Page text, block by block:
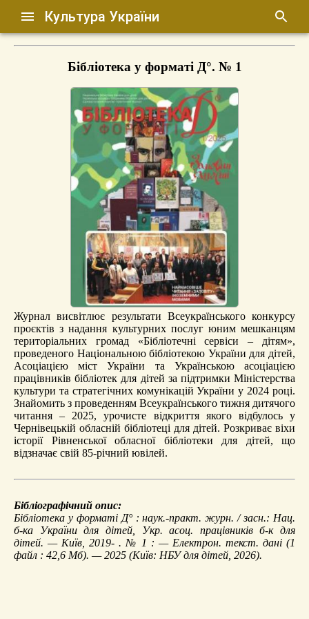
Культура України
Бібліотека у форматі Д°. № 1
Журнал висвітлює результати Всеукраїнського конкурсу
проєктів з надання культурних послуг юним мешканцям
територіальних громад «Бібліотечні сервіси – дітям»,
проведеного Національною бібліотекою України для дітей,
Асоціацією міст України та Українською асоціацією
працівників бібліотек для дітей за підтримки Міністерства
культури та стратегічних комунікацій України у 2024 році.
Знайомить з проведенням Всеукраїнського тижня дитячого
читання – 2025, урочисте відкриття якого відбулось у
Чернівецькій обласній бібліотеці для дітей. Розкриває віхи
історії Рівненської обласної бібліотеки для дітей, що
відзначає свій 85-річний ювілей.
Бібліографічний опис:
Бібліотека у форматі Д°: наук.-практ. журн. / засн.: Нац.
б-ка України для дітей, Укр. асоц. працівників б-к для
дітей. — Київ, 2019- . № 1 : — Електрон. текст. дані (1
файл : 42,6 Мб). — 2025 (Київ: НБУ для дітей, 2026).